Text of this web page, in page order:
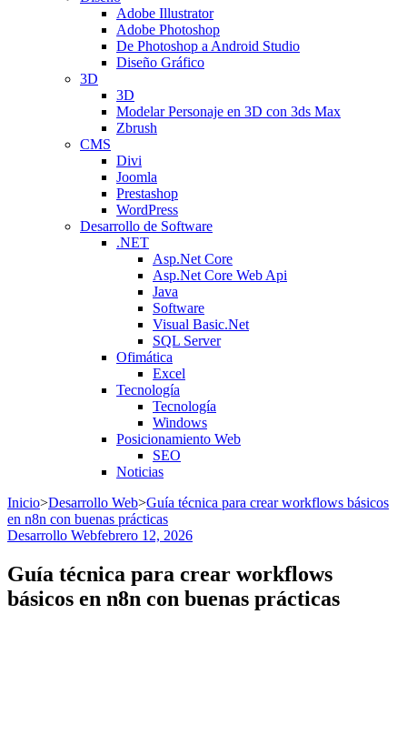
Adobe Illustrator
Adobe Photoshop
De Photoshop a Android Studio
Diseño Gráfico
3D
3D
Modelar Personaje en 3D con 3ds Max
Zbrush
CMS
Divi
Joomla
Prestashop
WordPress
Desarrollo de Software
.NET
Asp.Net Core
Asp.Net Core Web Api
Java
Software
Visual Basic.Net
SQL Server
Ofimática
Excel
Tecnología
Tecnología
Windows
Posicionamiento Web
SEO
Noticias
Inicio>Desarrollo Web>Guía técnica para crear workflows básicos
en n8n con buenas prácticas
Desarrollo Webfebrero 12, 2026
Guía técnica para crear workflows
básicos en n8n con buenas prácticas